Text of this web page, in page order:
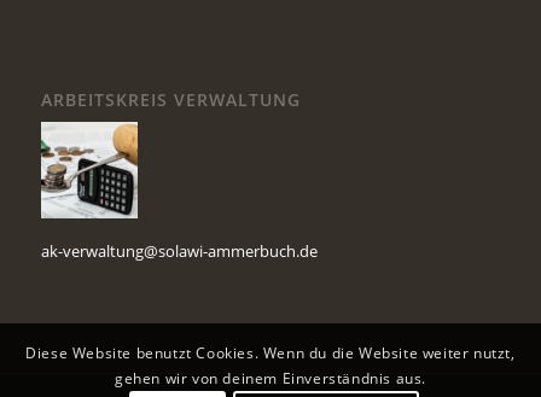
ARBEITSKREIS VERWALTUNG
ak-verwaltung@solawi-ammerbuch.de
Diese Website benutzt Cookies. Wenn du die Website weiter nutzt,
gehen wir von deinem Einverständnis aus.